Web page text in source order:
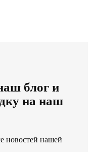
блог и
на наш
новостей нашей